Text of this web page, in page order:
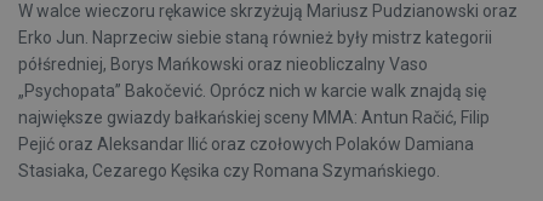
W walce wieczoru rękawice skrzyżują Mariusz Pudzianowski oraz
Erko Jun. Naprzeciw siebie staną również były mistrz kategorii
półśredniej, Borys Mańkowski oraz nieobliczalny Vaso
„Psychopata” Bakočević. Oprócz nich w karcie walk znajdą się
największe gwiazdy bałkańskiej sceny MMA: Antun Račić, Filip
Pejić oraz Aleksandar Ilić oraz czołowych Polaków Damiana
Stasiaka, Cezarego Kęsika czy Romana Szymańskiego.